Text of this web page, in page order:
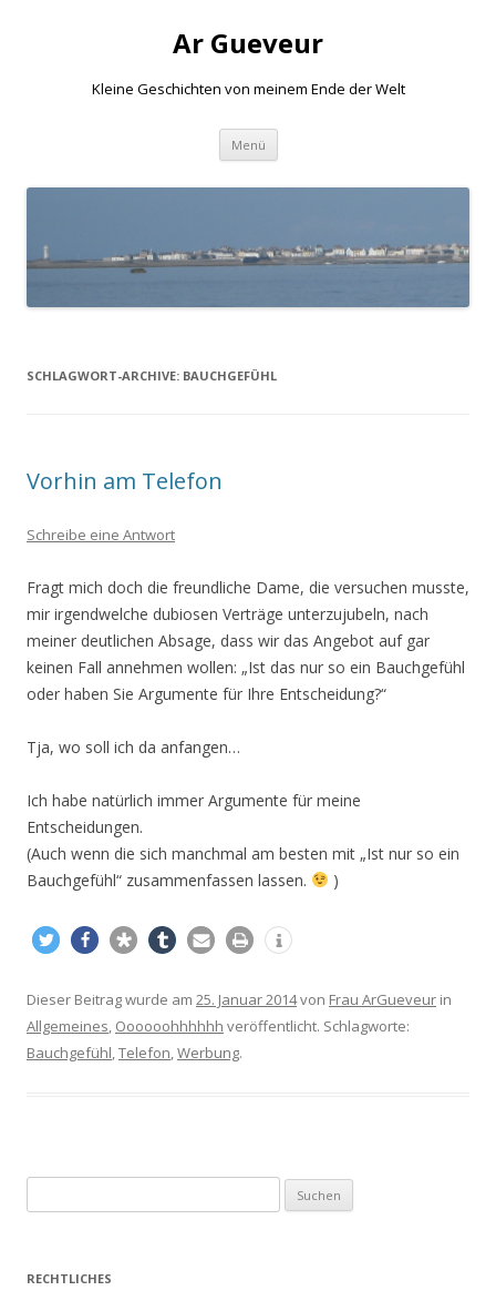
Ar Gueveur
Kleine Geschichten von meinem Ende der Welt
Menü Springe
Inhalt
SCHLAGWORT-ARCHIVE: BAUCHGEFÜHL
Vorhin am Telefon
Schreibe eine Antwort
Fragt mich doch die freundliche Dame, die versuchen musste,
mir irgendwelche dubiosen Verträge unterzujubeln, nach
meiner deutlichen Absage, dass wir das Angebot auf gar
keinen Fall annehmen wollen: „Ist das nur so ein Bauchgefühl
oder haben Sie Argumente für Ihre Entscheidung?“
Tja, wo soll ich da anfangen…
Ich habe natürlich immer Argumente für meine
Entscheidungen.
(Auch wenn die sich manchmal am besten mit „Ist nur so ein
Bauchgefühl“ zusammenfassen lassen.
)
Dieser Beitrag wurde am 25. Januar 2014von Frau ArGueveur in
Allgemeines, Oooooohhhhhh veröffentlicht. Schlagworte:
Bauchgefühl,Telefon,Werbung.
u
h
RECHTLICHES